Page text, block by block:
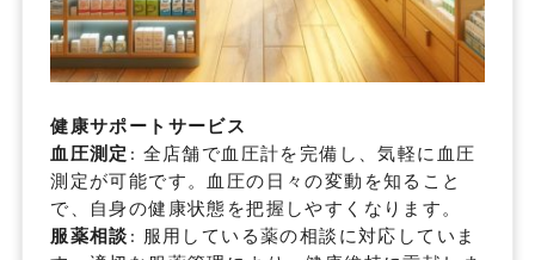
健康サポートサービス
血圧測定 : 全店舗で血圧計を完備し、気軽に血圧
測定が可能です。血圧の日々の変動を知ること
で、自身の健康状態を把握しやすくなります。
服薬相談 : 服用している薬の相談に対応していま